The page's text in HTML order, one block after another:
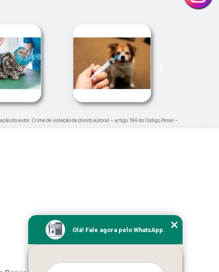
do autor. Crime de violação de direito autoral – artigo 184 do Código Penal –
Olá! Fale agora pelo WhatsApp.